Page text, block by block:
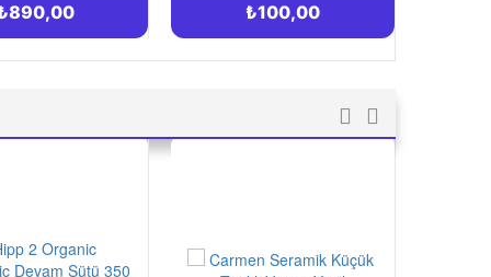
₺100,00 ₺761,00